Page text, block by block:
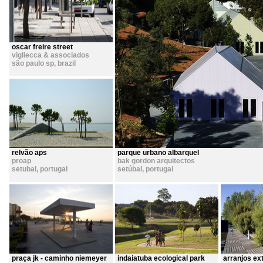
oscar freire street
vigliecca & associados
são paulo sp, brazil
parque urbano albarquel
bak gordon arquitectos
setúbal , portugal
relvão aps
proap
setubal , portugal
praça jk - caminho niemeyer
indaiatuba ecological park
arranjos